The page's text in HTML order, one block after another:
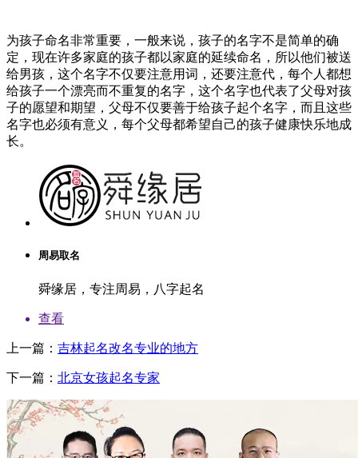
为孩子命名非常重要，一般来说，孩子的名字不是简单的确
定，现在许多家庭的孩子都以家庭的延续命名，所以他们被送
给男孩，这个名字不仅要注意用词，还要注意代，每个人都想
给孩子一个漂亮而不重复的名字，这个名字也代表了父母对孩
子的愿望和期望，父母不仅要善于给孩子起个名字，而且这些
名字也必须有意义，每个父母都希望自己的孩子健康快乐地成
长。
周易取名
舜缘居，专注周易，八字起名
查看
上一篇： 吉林起名改名专业的地方
下一篇： 北京女孩起名专家